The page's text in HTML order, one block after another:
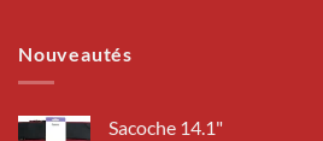
Nouveautés
Sacoche 14.1"